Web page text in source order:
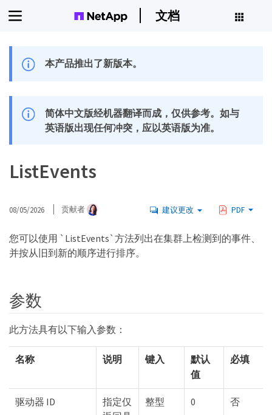
文档
本产品推出了新版本。
简体中文版经机器翻译而成，仅供参考。如与
英语版出现任何冲突，应以英语版为准。
ListEvents
08/05/2026 贡献者 建议更改 PDF
您可以使用 `ListEvents`方法列出在集群上检测到的事件、
并按从旧到新的顺序进行排序。
参数
此方法具有以下输入参数：
名称 说明 键入
默认
值
必填
驱动器 ID
指定仅
整型 0 否